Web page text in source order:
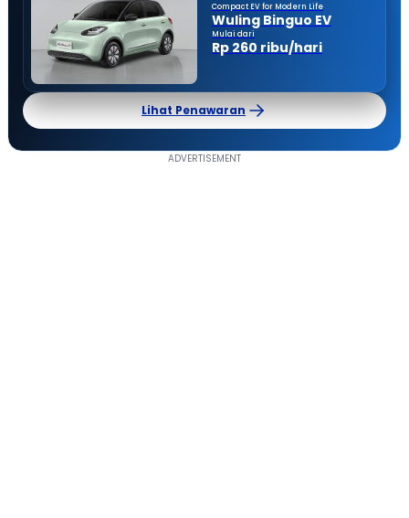
Compact EV for Modern Life
Wuling Binguo EV
Mulai dari
Rp 260 ribu/hari
Lihat Penawaran